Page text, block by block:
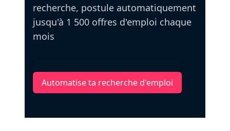
recherche, postule automatiquement
jusqu'à 1 500 offres d'emploi chaque
mois
Automatise ta recherche d'emploi